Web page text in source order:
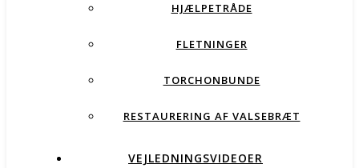
HJÆLPETRÅDE
FLETNINGER
TORCHONBUNDE
RESTAURERING AF VALSEBRÆT
VEJLEDNINGSVIDEOER